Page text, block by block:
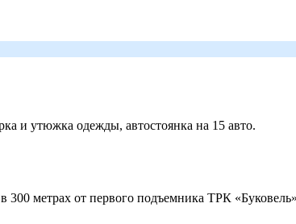
и утюжка одежды, автостоянка на 15 авто.
метрах от первого подъемника ТРК